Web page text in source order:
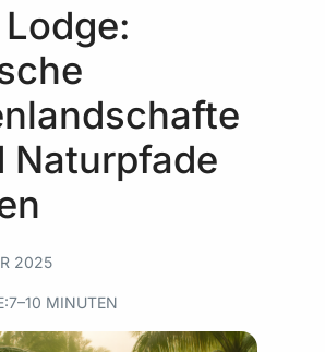
Naturpfade
2025
7–10 MINUTEN